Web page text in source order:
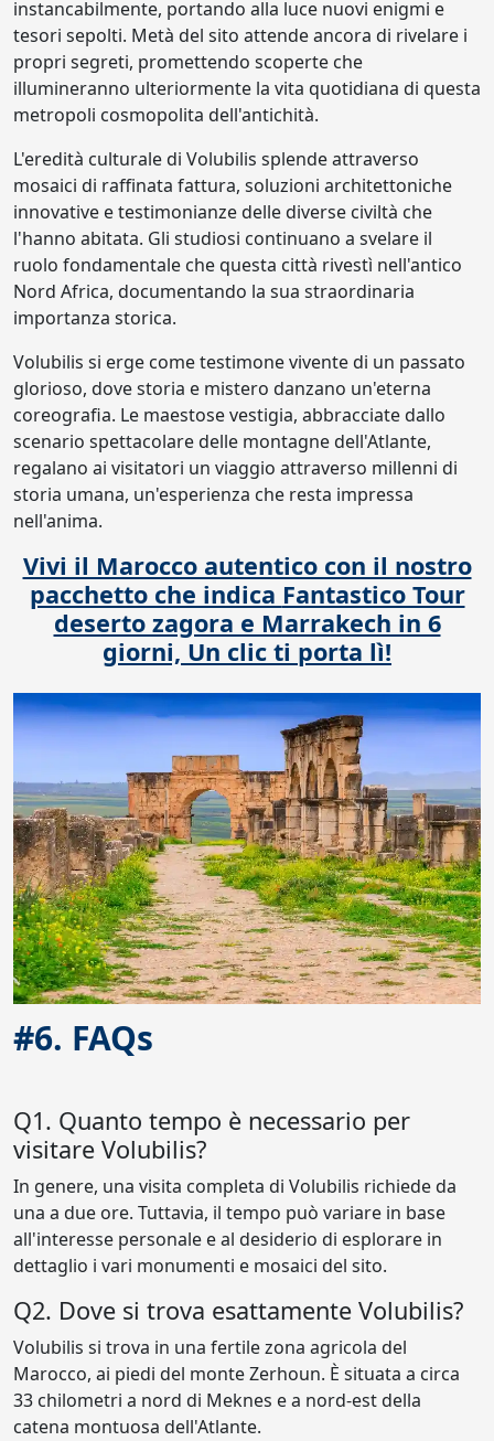
instancabilmente, portando alla luce nuovi enigmi e
tesori sepolti. Metà del sito attende ancora di rivelare i
propri segreti, promettendo scoperte che
illumineranno ulteriormente la vita quotidiana di questa
metropoli cosmopolita dell'antichità.
L'eredità culturale di Volubilis splende attraverso
mosaici di raffinata fattura, soluzioni architettoniche
innovative e testimonianze delle diverse civiltà che
l'hanno abitata. Gli studiosi continuano a svelare il
ruolo fondamentale che questa città rivestì nell'antico
Nord Africa, documentando la sua straordinaria
importanza storica.
Volubilis si erge come testimone vivente di un passato
glorioso, dove storia e mistero danzano un'eterna
coreografia. Le maestose vestigia, abbracciate dallo
scenario spettacolare delle montagne dell'Atlante,
regalano ai visitatori un viaggio attraverso millenni di
storia umana, un'esperienza che resta impressa
nell'anima.
Vivi il Marocco autentico con il nostro
pacchetto che indica Fantastico Tour
deserto zagora e Marrakech in 6
giorni, Un clic ti porta lì!
#6. FAQs
Q1. Quanto tempo è necessario per
visitare Volubilis?
In genere, una visita completa di Volubilis richiede da
una a due ore. Tuttavia, il tempo può variare in base
all'interesse personale e al desiderio di esplorare in
dettaglio i vari monumenti e mosaici del sito.
Q2. Dove si trova esattamente Volubilis?
Volubilis si trova in una fertile zona agricola del
Marocco, ai piedi del monte Zerhoun. È situata a circa
33 chilometri a nord di Meknes e a nord-est della
catena montuosa dell'Atlante.